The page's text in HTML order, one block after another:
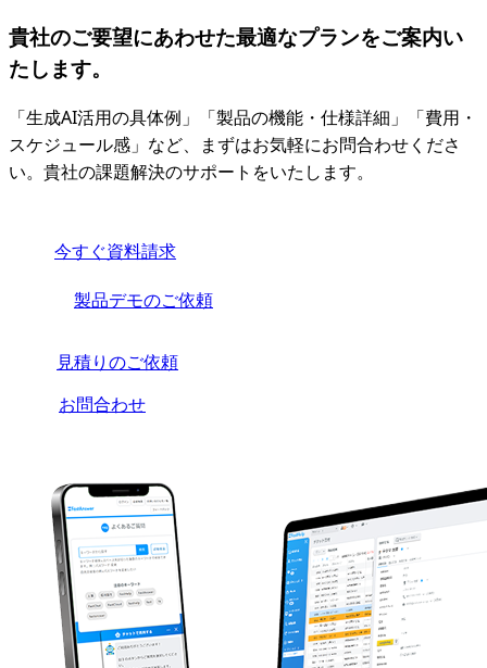
貴社のご要望にあわせた最適なプランをご案内い
たします。
「生成AI活用の具体例」「製品の機能・仕様詳細」「費用・
スケジュール感」など、まずはお気軽にお問合わせくださ
い。貴社の課題解決のサポートをいたします。
今すぐ資料請求
製品デモのご依頼
見積りのご依頼
お問合わせ